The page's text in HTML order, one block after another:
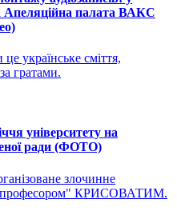
Апеляційна палата ВАКС
українське сміття,
гратами.
університету на
ради (ФОТО)
злочинне
"професором" КРИСОВАТИМ.